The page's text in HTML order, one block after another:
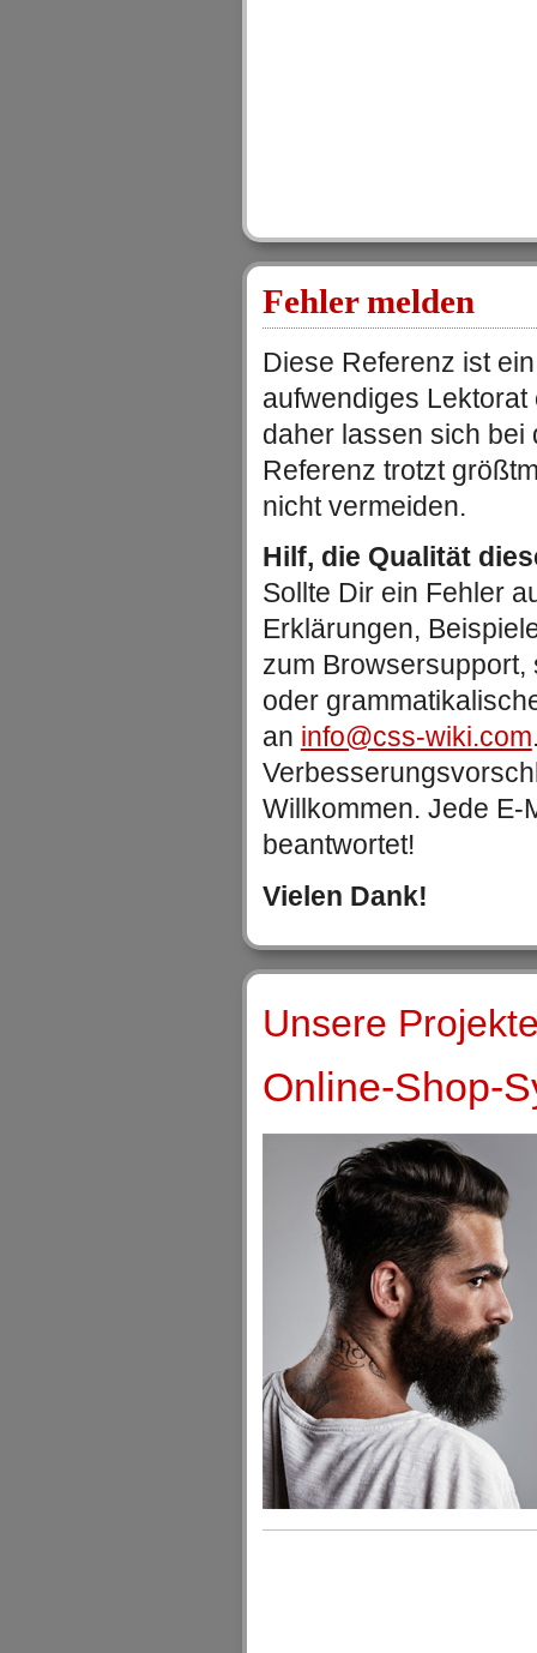
Fehler melden
Diese Referenz ist
aufwendiges
daher lassen sich bei
Referenz trotzt
nicht vermeiden.
Hilf, die Qualität
Sollte Dir ein Fehler
Erklärungen,
zum
oder
an info@css-wiki.com
Willkommen. Jede E-
beantwortet!
Vielen Dank!
Unsere
Online-Shop-